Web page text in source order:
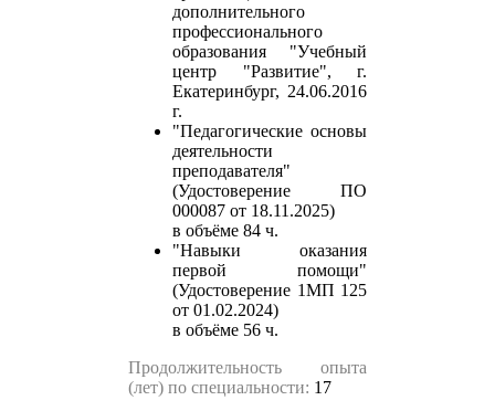
дополнительного
профессионального
образования "Учебный
центр "Развитие", г.
Екатеринбург, 24.06.2016
г.
"Педагогические основы
деятельности
преподавателя"
(Удостоверение ПО
000087 от 18.11.2025)
в объёме 84 ч.
"Навыки оказания
первой помощи"
(Удостоверение 1МП 125
от 01.02.2024)
в объёме 56 ч.
Продолжительность опыта
(лет) по специальности: 17